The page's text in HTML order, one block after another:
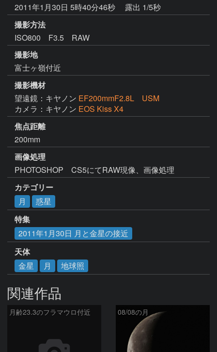
2011年1月30日 5時40分46秒
露出 1/5秒
撮影方法
ISO800 F3.5 RAW
撮影地
富士ヶ嶺付近
撮影機材
望遠鏡：キヤノン EF200mmF2.8L USM
カメラ：キヤノン EOS Kiss X4
焦点距離
200mm
画像処理
PHOTOSHOP　CS5にてRAW現像、画像処理
カテゴリー
月
惑星
特集
2011年1月30日 月と金星の接近
天体
金星
月 地球照
関連作品
月齢23.3のフラマウロ付近 08/08の月